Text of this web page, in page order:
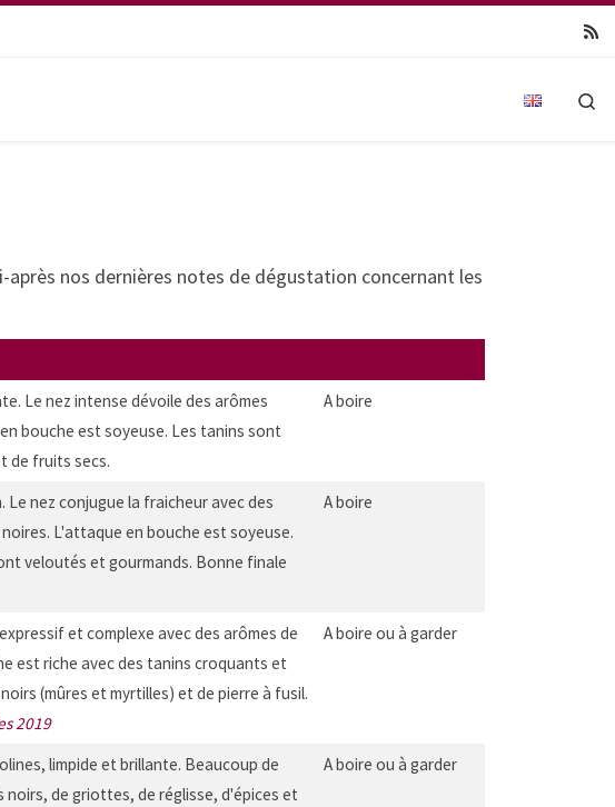
nos dernières notes de dégustation concernant les
Le nez intense dévoile des arômes
bouche est soyeuse. Les tanins sont
de fruits secs.
A boire
nez conjugue la fraicheur avec des
L'attaque en bouche est soyeuse.
veloutés et gourmands. Bonne finale
A boire
et complexe avec des arômes de
est riche avec des tanins croquants et
(mûres et myrtilles) et de pierre à fusil.
2019
A boire ou à garder
limpide et brillante. Beaucoup de
de griottes, de réglisse, d'épices et
A boire ou à garder